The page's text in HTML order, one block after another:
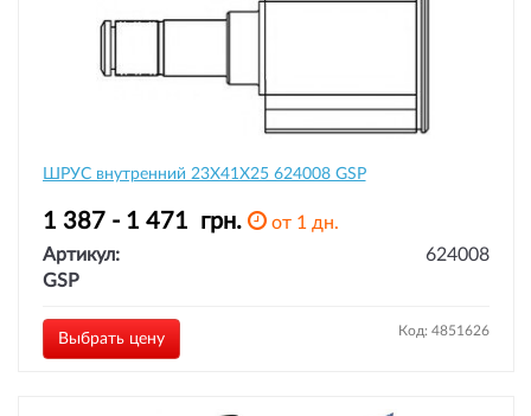
ШРУС внутренний 23X41X25 624008 GSP
1 387 - 1 471 грн.
от 1 дн.
Артикул:
624008
GSP
Выбрать цену Код: 4851626